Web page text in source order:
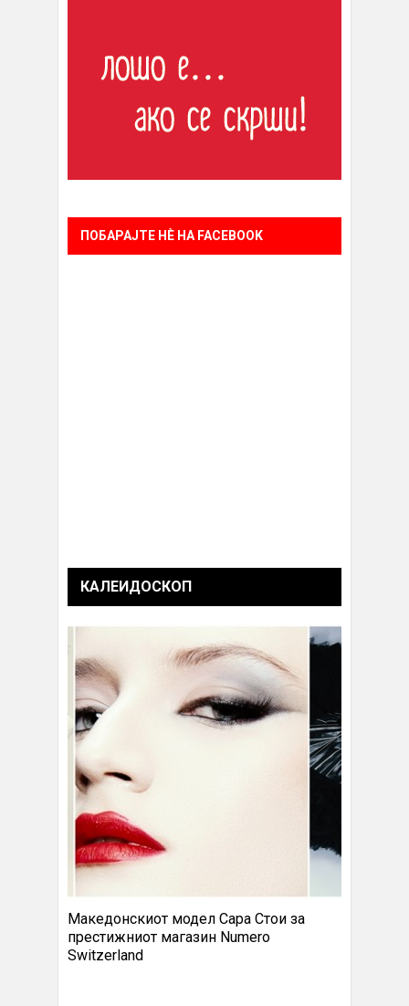
ПОБАРАЈТЕ НÈ НА FACEBOOK
КАЛЕИДОСКОП
Македонскиот модел Сара Стои за
престижниот магазин Numero
Switzerland